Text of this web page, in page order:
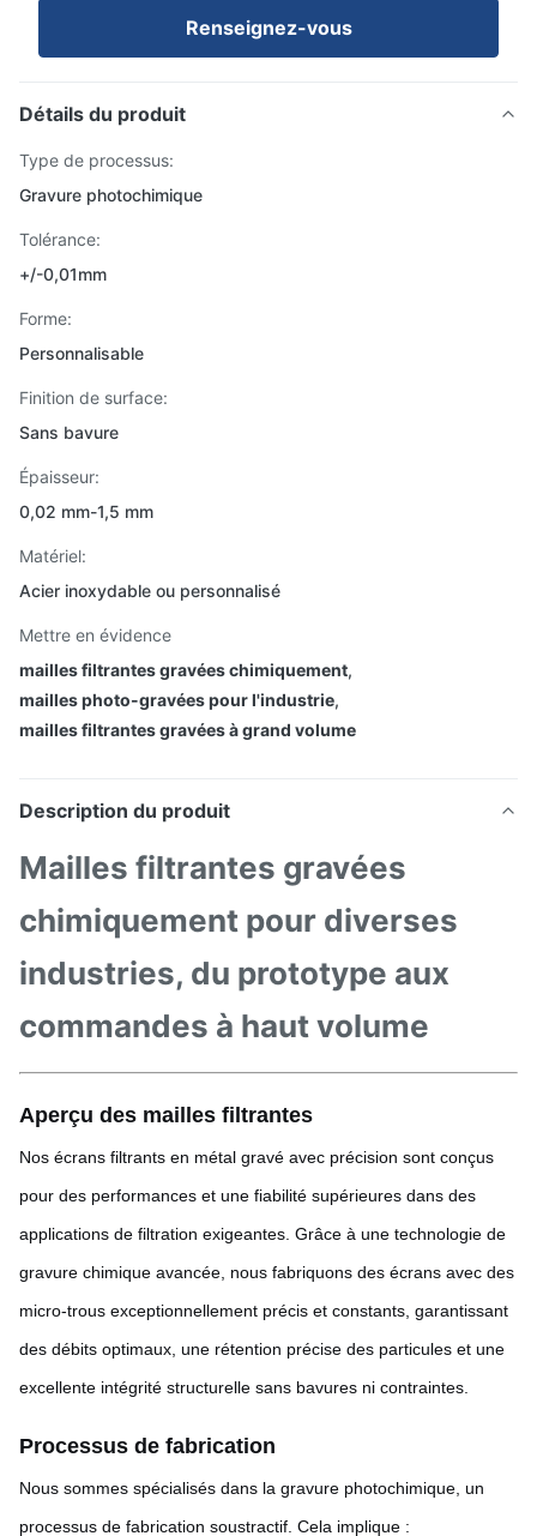
Renseignez-vous
Détails du produit
Type de processus:
Gravure photochimique
Tolérance:
+/-0,01mm
Forme:
Personnalisable
Finition de surface:
Sans bavure
Épaisseur:
0,02 mm-1,5 mm
Matériel:
Acier inoxydable ou personnalisé
Mettre en évidence
mailles filtrantes gravées chimiquement,
mailles photo-gravées pour l'industrie,
mailles filtrantes gravées à grand volume
Description du produit
Mailles filtrantes gravées
chimiquement pour diverses
industries, du prototype aux
commandes à haut volume
Aperçu des mailles filtrantes
Nos écrans filtrants en métal gravé avec précision sont conçus
pour des performances et une fiabilité supérieures dans des
applications de filtration exigeantes. Grâce à une technologie de
gravure chimique avancée, nous fabriquons des écrans avec des
micro-trous exceptionnellement précis et constants, garantissant
des débits optimaux, une rétention précise des particules et une
excellente intégrité structurelle sans bavures ni contraintes.
Processus de fabrication
Nous sommes spécialisés dans la gravure photochimique, un
processus de fabrication soustractif. Cela implique :